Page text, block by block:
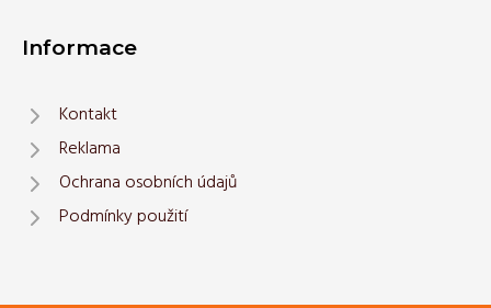
Informace
Kontakt
Reklama
Ochrana osobních údajů
Podmínky použití